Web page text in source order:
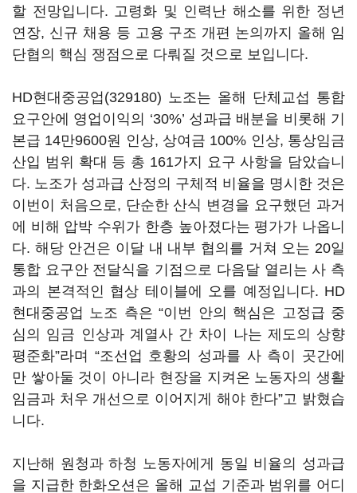
할 전망입니다. 고령화 및 인력난 해소를 위한 정년
연장, 신규 채용 등 고용 구조 개편 논의까지 올해 임
단협의 핵심 쟁점으로 다뤄질 것으로 보입니다.
HD현대중공업(329180) 노조는 올해 단체교섭 통합
요구안에 영업이익의 ‘30%’ 성과급 배분을 비롯해 기
본급 14만9600원 인상, 상여금 100% 인상, 통상임금
산입 범위 확대 등 총 161가지 요구 사항을 담았습니
다. 노조가 성과급 산정의 구체적 비율을 명시한 것은
이번이 처음으로, 단순한 산식 변경을 요구했던 과거
에 비해 압박 수위가 한층 높아졌다는 평가가 나옵니
다. 해당 안건은 이달 내 내부 협의를 거쳐 오는 20일
통합 요구안 전달식을 기점으로 다음달 열리는 사 측
과의 본격적인 협상 테이블에 오를 예정입니다. HD
현대중공업 노조 측은 “이번 안의 핵심은 고정급 중
심의 임금 인상과 계열사 간 차이 나는 제도의 상향
평준화”라며 “조선업 호황의 성과를 사 측이 곳간에
만 쌓아둘 것이 아니라 현장을 지켜온 노동자의 생활
임금과 처우 개선으로 이어지게 해야 한다”고 밝혔습
니다.
지난해 원청과 하청 노동자에게 동일 비율의 성과급
을 지급한 한화오션은 올해 교섭 기준과 범위를 어디